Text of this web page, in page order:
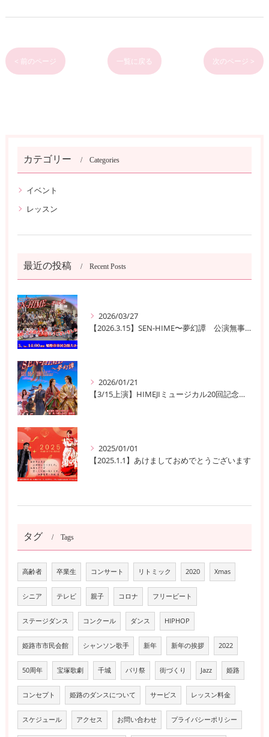
< 前のページ 一覧に戻る 次のページ >
カテゴリー Categories
イベント
レッスン
最近の投稿 Recent Posts
2026/03/27
【2026.3.15】SEN-HIME〜夢幻譚 公演無事終了
2026/01/21
【3/15上演】HIMEJIミュージカル20回記念公演！ 姫路の歴史と夢が交錯する『SEN-HIME〜夢幻譚』
2025/01/01
【2025.1.1】あけましておめでとうございます
タグ Tags
高齢者 卒業生 コンサート リトミック 2020 Xmas
シニア テレビ 親子 コロナ フリービート
ステージダンス コンクール ダンス HIPHOP
姫路市市民会館 シャンソン歌手 新年 新年の挨拶 2022
50周年 宝塚歌劇 千城 パリ祭 街づくり Jazz 姫路
コンセプト 姫路のダンスについて サービス レッスン料金
スケジュール アクセス お問い合わせ プライバシーポリシー